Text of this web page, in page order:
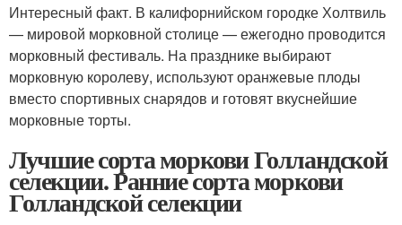
Интересный факт. В калифорнийском городке Холтвиль
— мировой морковной столице — ежегодно проводится
морковный фестиваль. На празднике выбирают
морковную королеву, используют оранжевые плоды
вместо спортивных снарядов и готовят вкуснейшие
морковные торты.
Лучшие сорта моркови Голландской
селекции. Ранние сорта моркови
Голландской селекции